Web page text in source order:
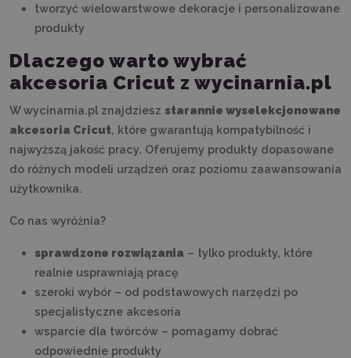
tworzyć wielowarstwowe dekoracje i personalizowane
produkty
Dlaczego warto wybrać
akcesoria Cricut z wycinarnia.pl
W wycinarnia.pl znajdziesz starannie wyselekcjonowane
akcesoria Cricut, które gwarantują kompatybilność i
najwyższą jakość pracy. Oferujemy produkty dopasowane
do różnych modeli urządzeń oraz poziomu zaawansowania
użytkownika.
Co nas wyróżnia?
sprawdzone rozwiązania – tylko produkty, które
realnie usprawniają pracę
szeroki wybór – od podstawowych narzędzi po
specjalistyczne akcesoria
wsparcie dla twórców – pomagamy dobrać
odpowiednie produkty